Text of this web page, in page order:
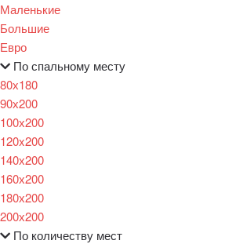
Маленькие
Большие
Евро
По спальному месту
80х180
90х200
100х200
120x200
140х200
160х200
180х200
200х200
По количеству мест